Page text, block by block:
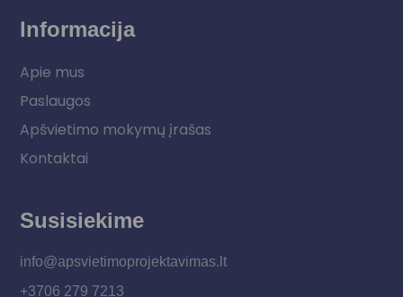
Informacija
Apie mus
Paslaugos
Apšvietimo mokymų įrašas
Kontaktai
Susisiekime
info@apsvietimoprojektavimas.lt
+3706 279 7213